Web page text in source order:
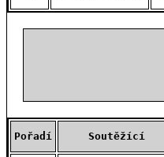
Pořadí Soutěžící